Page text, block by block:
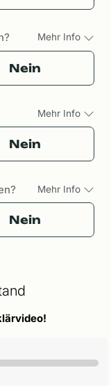
Mehr Info
Nein
Mehr Info
Nein
Mehr Info
Nein